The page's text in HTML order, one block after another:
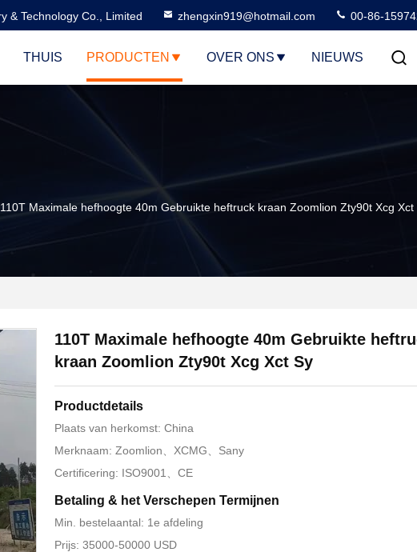
& Technology Co., Limited zhengxin919@hotmail.com 00-86-
THUIS PRODUCTEN OVER ONS NIEUWS
110T Maximale hefhoogte 40m Gebruikte heftruck kraan Zoomlion Zty90t Xcg Xct
110T Maximale hefhoogte 40m Gebruikte
kraan Zoomlion Zty90t Xcg Xct Sy
Productdetails
Plaats van herkomst: China
Merknaam: Zoomlion、XCMG、Sany
Certificering: ISO9001、CE
Betaling & het Verschepen Termijnen
Min. bestelaantal: 1e afdeling
Prijs: 35000-50000 USD